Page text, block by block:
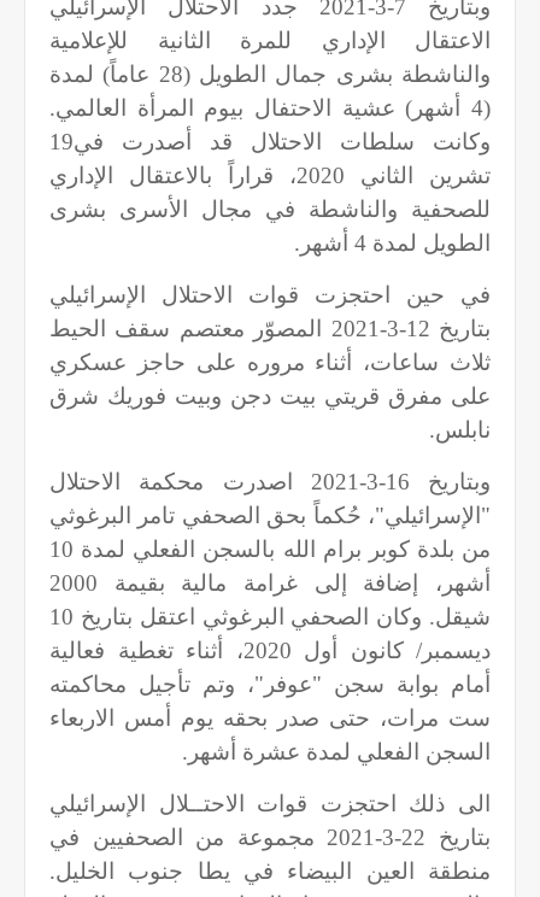
وبتاريخ 7-3-2021 جدد الاحتلال الإسرائيلي
الاعتقال الإداري للمرة الثانية للإعلامية
والناشطة بشرى جمال الطويل (28 عاماً) لمدة
(4 أشهر) عشية الاحتفال بيوم المرأة العالمي.
وكانت سلطات الاحتلال قد أصدرت في19
تشرين الثاني 2020، قراراً بالاعتقال الإداري
للصحفية والناشطة في مجال الأسرى بشرى
الطويل لمدة 4 أشهر.
في حين احتجزت قوات الاحتلال الإسرائيلي
بتاريخ 12-3-2021 المصوّر معتصم سقف الحيط
ثلاث ساعات، أثناء مروره على حاجز عسكري
على مفرق قريتي بيت دجن وبيت فوريك شرق
نابلس.
وبتاريخ 16-3-2021 اصدرت محكمة الاحتلال
"الإسرائيلي"، حُكماً بحق الصحفي تامر البرغوثي
من بلدة كوبر برام الله بالسجن الفعلي لمدة 10
أشهر، إضافة إلى غرامة مالية بقيمة 2000
شيقل. وكان الصحفي البرغوثي اعتقل بتاريخ 10
ديسمبر/ كانون أول 2020، أثناء تغطية فعالية
أمام بوابة سجن "عوفر"، وتم تأجيل محاكمته
ست مرات، حتى صدر بحقه يوم أمس الاربعاء
السجن الفعلي لمدة عشرة أشهر.
الى ذلك احتجزت قوات الاحتــلال الإسرائيلي
بتاريخ 22-3-2021 مجموعة من الصحفيين في
منطقة العين البيضاء في يطا جنوب الخليل.